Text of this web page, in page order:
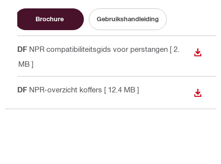
Brochure Gebruikshandleiding
PDF NPR compatibiliteitsgids voor perstangen [ 2.
1 MB ]
PDF NPR-overzicht koffers [ 12.4 MB ]